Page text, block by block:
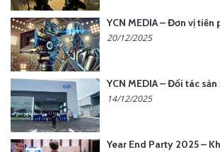
20/12/2025
14/12/2025